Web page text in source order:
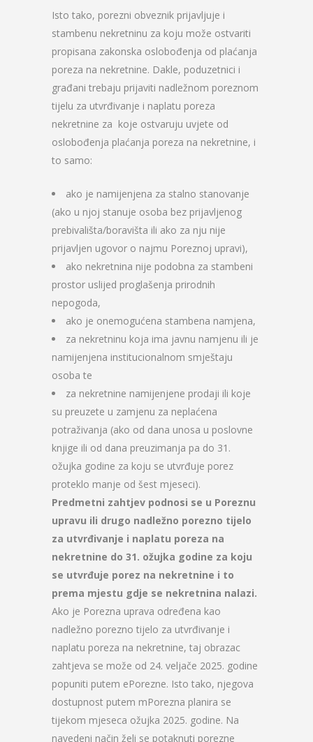
Isto tako, porezni obveznik prijavljuje i
stambenu nekretninu za koju može ostvariti
propisana zakonska oslobođenja od plaćanja
poreza na nekretnine. Dakle, poduzetnici i
građani trebaju prijaviti nadležnom poreznom
tijelu za utvrđivanje i naplatu poreza
nekretnine za koje ostvaruju uvjete od
oslobođenja plaćanja poreza na nekretnine, i
to samo:
​​ako je namijenjena za stalno stanovanje
(ako u njoj stanuje osoba bez prijavljenog
prebivališta/boravišta ili ako za nju nije
prijavljen ugovor o najmu Poreznoj upravi),
ako nekretnina nije podobna za stambeni
prostor uslijed proglašenja prirodnih
nepogoda,
ako je onemogućena stambena namjena,
za nekretninu koja ima javnu namjenu ili je
namijenjena institucionalnom smještaju
osoba te
za nekretnine namijenjene prodaji ili koje
su preuzete u zamjenu za neplaćena
potraživanja (ako od dana unosa u poslovne
knjige ili od dana preuzimanja pa do 31.
ožujka godine za koju se utvrđuje porez
proteklo manje od šest mjeseci).
Predmetni zahtjev podnosi se u Poreznu
upravu ili drugo nadležno porezno tijelo
za utvrđivanje i naplatu poreza na
nekretnine do 31. ožujka godine za koju
se utvrđuje porez na nekretnine i to
prema mjestu gdje se nekretnina nalazi.
Ako je Porezna uprava određena kao
nadležno porezno tijelo za utvrđivanje i
naplatu poreza na nekretnine, taj obrazac
zahtjeva se može od 24. veljače 2025. godine
popuniti putem ePorezne. Isto tako, njegova
dostupnost putem mPorezna planira se
tijekom mjeseca ožujka 2025. godine. Na
navedeni način želi se potaknuti porezne